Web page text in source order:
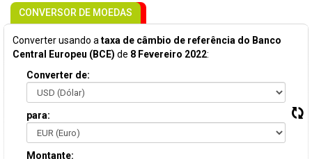
CONVERSOR DE MOEDAS
Converter usando a taxa de câmbio de referência do Banco
Central Europeu (BCE) de 8 Fevereiro 2022:
Converter de:
para:
Montante: